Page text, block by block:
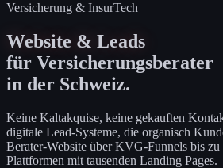
Versicherung & InsurTech
Website & Leads
für Versicherungsberater
in der Schweiz.
Keine Kaltakquise, keine gekauften
digitale Lead-Systeme, die organisch
Berater-Website über KVG-Funnels bis
Plattformen mit tausenden Landing Pages.